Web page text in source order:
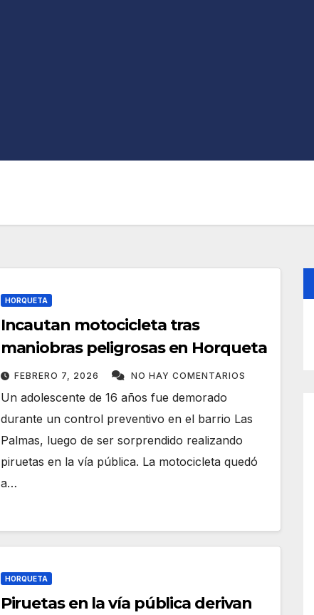
HORQUETA
Incautan motocicleta tras
maniobras peligrosas en Horqueta
FEBRERO 7, 2026 NO HAY COMENTARIOS
Un adolescente de 16 años fue demorado
durante un control preventivo en el barrio Las
Palmas, luego de ser sorprendido realizando
piruetas en la vía pública. La motocicleta quedó
a…
HORQUETA
Piruetas en la vía pública derivan